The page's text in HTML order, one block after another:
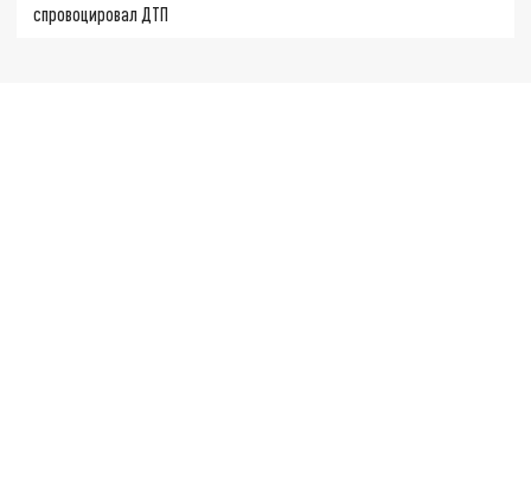
спровоцировал ДТП